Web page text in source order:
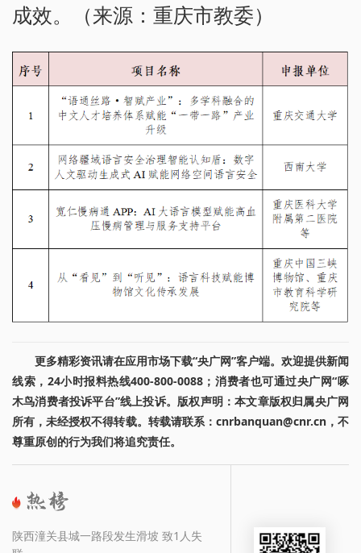
成效。（来源：重庆市教委）
更多精彩资讯请在应用市场下载“央广网”客户端。欢迎提供新闻
线索，24小时报料热线400-800-0088；消费者也可通过央广网“啄
木鸟消费者投诉平台”线上投诉。版权声明：本文章版权归属央广网
所有，未经授权不得转载。转载请联系：cnrbanquan@cnr.cn，不
尊重原创的行为我们将追究责任。
陕西潼关县城一路段发生滑坡 致1人失